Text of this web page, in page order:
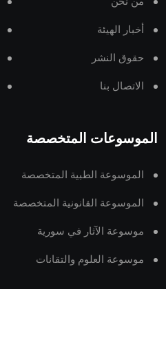
أخبار الهيئة
حقوق النشر
الاتصال بنا
الموسوعات المتخصصة
الموسوعة الطبية المتخصصة
الموسوعة القانونية المتخصصة
موسوعة الآثار في سورية
موسوعة العلوم والتقانات